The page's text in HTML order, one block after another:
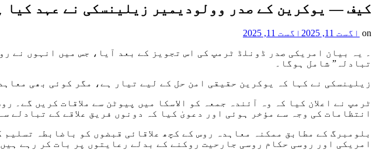
کیف — یوکرین کے صدر وولودیمیر زیلینسکی نے عہد کیا
on اگست 11, 2025
اگست 11, 2025
۔ یہ بیان امریکی صدر ڈونلڈ ٹرمپ کی اس تجویز کے بعد آیا، جس میں انہوں نے
تبادلہ” شامل ہوگا۔
زیلینسکی نے کہا کہ یوکرین حقیقی امن حل کے لیے تیار ہے، مگر کوئی بھی
ٹرمپ نے اعلان کیا کہ وہ آئندہ جمعہ کو الاسکا میں پیوٹن سے ملاقات کریں
انتظامات کی وجہ سے مؤخر ہوئی اور دعویٰ کیا کہ دونوں فریق علاقے کے تبادلے
بلومبرگ کے مطابق ممکنہ معاہدہ روس کے کچھ علاقائی قبضوں کو باضابطہ
امریکی اور روسی حکام روسی جارحیت روکنے کے بدلے رعایتوں پر بات کر رہے